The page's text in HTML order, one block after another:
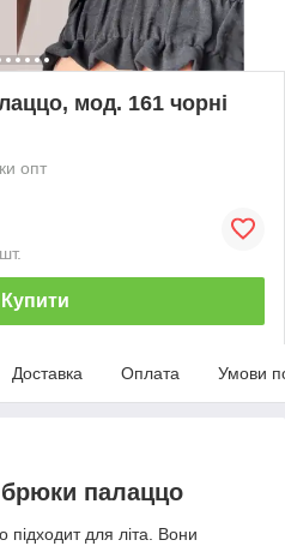
мод. 161 чорні
опт
Купити
Доставка Оплата Умови
брюки палаццо
для літа. Вони